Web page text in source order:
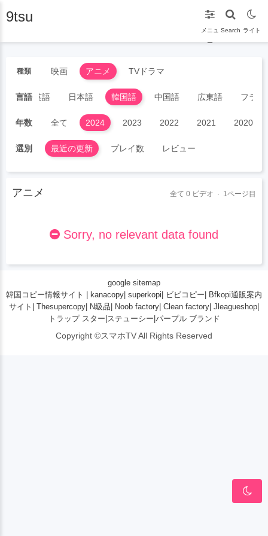
9tsu
メニュ
ー
Search ライト
種類 映画 アニメ TVドラマ
言語 英語 日本語 韓国語 中国語 広東語 フラン
年数 全て 2024 2023 2022 2021 2020
選別 最近の更新 プレイ数 レビュー
アニメ 全て 0 ビデオ · 1ページ目
Sorry, no relevant data found
google sitemap
韓国コピー情報サイト
kanacopy superkopi ビビコピー
Bfkopi通販案内
サイト
Thesupercopy N級品 Noob factory Clean factory Jleagueshop
トラップ スター ステューシー パープル ブランド
Copyright ©スマホTV All Rights Reserved